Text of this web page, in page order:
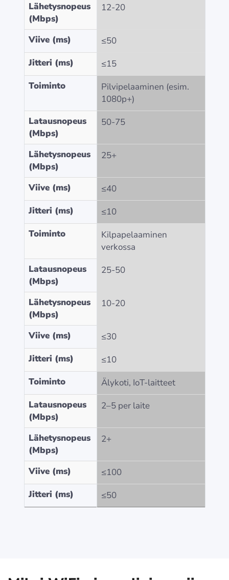
Lähetysnopeus
(Mbps)
12-20
Viive (ms)
≤50
Jitteri (ms)
≤15
Toiminto
Pilvipelaaminen (esim.
1080p+)
Latausnopeus
(Mbps)
50-75
Lähetysnopeus
(Mbps)
25+
Viive (ms)
≤40
Jitteri (ms)
≤10
Toiminto
Kilpapelaaminen
verkossa
Latausnopeus
(Mbps)
25-50
Lähetysnopeus
(Mbps)
10-20
Viive (ms)
≤30
Jitteri (ms)
≤10
Toiminto
Älykoti, IoT-laitteet
Latausnopeus
(Mbps)
2–5 per laite
Lähetysnopeus
(Mbps)
2+
Viive (ms)
≤100
Jitteri (ms)
≤50